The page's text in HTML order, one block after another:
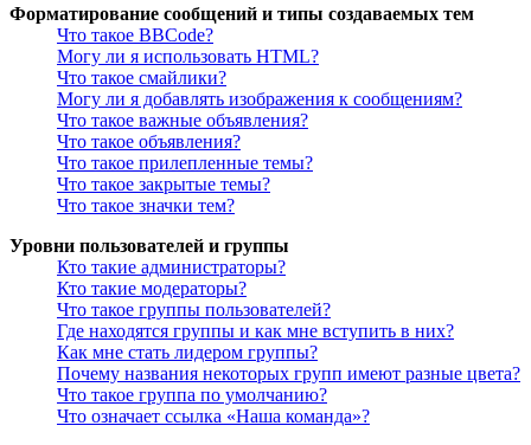
Форматирование сообщений и типы создаваемых тем
Что такое BBCode?
Могу ли я использовать HTML?
Что такое смайлики?
Могу ли я добавлять изображения к сообщениям?
Что такое важные объявления?
Что такое объявления?
Что такое прилепленные темы?
Что такое закрытые темы?
Что такое значки тем?
Уровни пользователей и группы
Кто такие администраторы?
Кто такие модераторы?
Что такое группы пользователей?
Где находятся группы и как мне вступить в них?
Как мне стать лидером группы?
Почему названия некоторых групп имеют разные цвета?
Что такое группа по умолчанию?
Что означает ссылка «Наша команда»?